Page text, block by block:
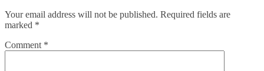
Your email address will not be published. Required fields are
marked *
Comment *